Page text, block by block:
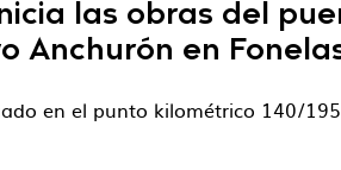
las obras del
Anchurón en
en el punto kilométrico 140/